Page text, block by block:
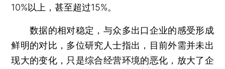
10%以上，甚至超过15%。
数据的相对稳定，与众多出口企业的感受形成
鲜明的对比，多位研究人士指出，目前外需并未出
现大的变化，只是综合经营环境的恶化，放大了企